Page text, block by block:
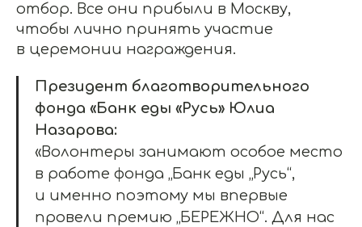
отбор. Все они прибыли в Москву,
чтобы лично принять участие
в церемонии награждения.
Президент благотворительного
фонда «Банк еды «Русь» Юлиа
Назарова:
«Волонтеры занимают особое место
в работе фонда „Банк еды „Русь“,
и именно поэтому мы впервые
провели премию „БЕРЕЖНО“. Для нас